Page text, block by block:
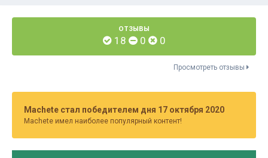
ОТЗЫВЫ
18 0 0
Просмотреть отзывы
Machete стал победителем дня 17 октября 2020
Machete имел наиболее популярный контент!